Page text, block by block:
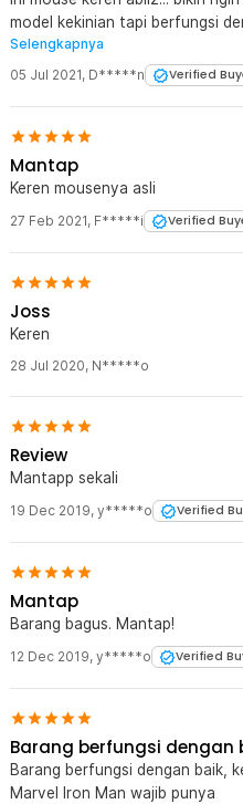
model kekinian tapi berfungsi
tidak dimainin atau diotak-atik
Selengkapnya
05 Jul 2021, D*****n Verified
Mantap
Keren mousenya asli
27 Feb 2021, F*****i Verified
Joss
Keren
28 Jul 2020, N*****o
Review
Mantapp sekali
19 Dec 2019, y*****o Verified
Mantap
Barang bagus. Mantap!
12 Dec 2019, y*****o Verified
Barang berfungsi dengan
Barang berfungsi dengan baik,
Marvel Iron Man wajib punya